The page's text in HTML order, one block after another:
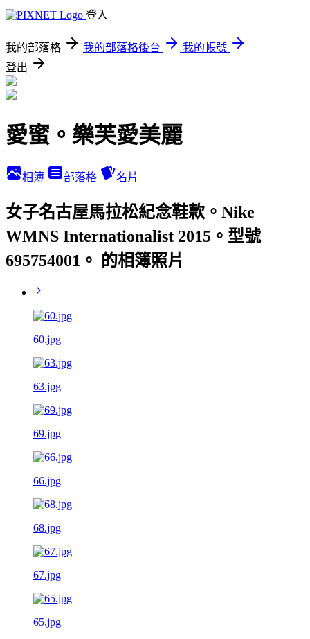
登入
我的部落格 我的部落格後台
我的帳號
登出
愛蜜。樂芙愛美麗
相簿 部落格 名片
女子名古屋馬拉松紀念鞋款。Nike
WMNS Internationalist 2015。型號
695754001。 的相簿照片
60.jpg
63.jpg
69.jpg
66.jpg
68.jpg
67.jpg
65.jpg